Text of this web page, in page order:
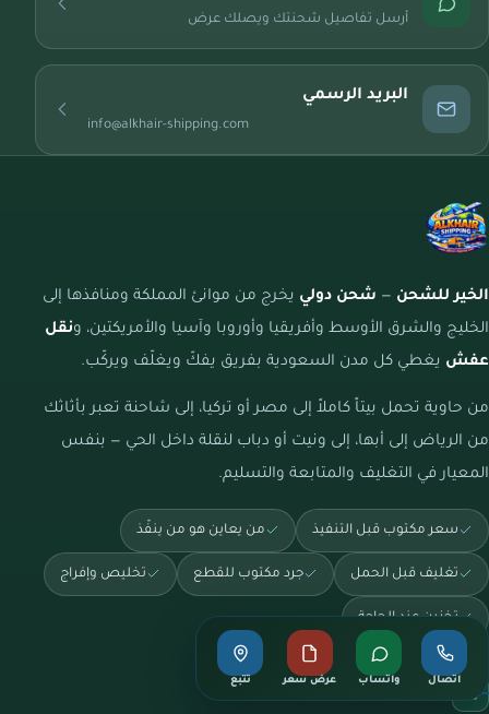
أرسل تفاصيل شحنتك ويصلك عرض
البريد الرسمي
info@alkhair-shipping.com
الخير للشحن — شحن دولي يخرج من موانئ المملكة ومنافذها إلى
الخليج والشرق الأوسط وأفريقيا وأوروبا وآسيا والأمريكتين، ونقل
عفش يغطي كل مدن السعودية بفريق يفكّ ويغلّف ويركّب.
من حاوية تحمل بيتاً كاملاً إلى مصر أو تركيا، إلى شاحنة تعبر بأثاثك
من الرياض إلى أبها، إلى ونيت أو دباب لنقلة داخل الحي — بنفس
المعيار في التغليف والمتابعة والتسليم.
سعر مكتوب قبل التنفيذ من يعاين هو من ينفّذ
تغليف قبل الحمل جرد مكتوب للقطع تخليص وإفراج
تخزين عند الحاجة
اتصال واتساب عرض سعر تتبع